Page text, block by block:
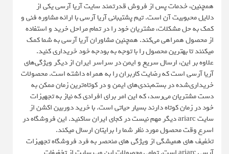
همچنین، خدمات پس از فروش قدرتمند سایت آریا آرسی یکی از
دلایل محبوبیت آن است. تیم پشتیبانی آریا آرسی با ارائه مشاوره فنی و
کمک به حل مشکلات، مشتریان خود را در تمام مراحل خرید و استفاده
از محصول همراهی می‌کند. همچنین مشاوران آریا آرسی به شما کمک
میکنند تا بهترین محصول را با توجه به بودجه خود خریداری کنید.
علاوه بر این، ارسال سریع و ایمن در سراسر ایران از دیگر ویژگی‌های
آریا آرسی است که رضایت کاربران را به همراه داشته است. محصولات
خریداری‌شده در بسته‌بندی‌های ایمن و در کوتاه‌ترین زمان ممکن به
دست مشتریان می‌رسد، که این امر برای افرادی که نیاز به تجهیزات
خود در زمان کوتاه دارند بسیار حیاتی است. با خرید دوربین اکشن از
سایت ariarc دیگر مهم نیست در کجای ایران ساکنید. این فروشگاه در
اسرع وقت محصول مورد نظر شما را برایتان ارسال میکند.
تخفیف های همیشگی از ویژگی های منحصر به فرد فروشگاه تجهیزات